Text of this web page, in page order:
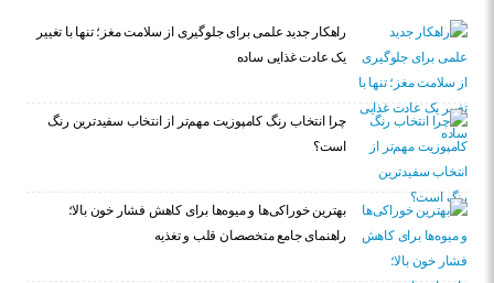
راهکار جدید علمی برای جلوگیری از سلامت مغز؛ تنها با تغییر
یک عادت غذایی ساده
چرا انتخاب رنگ کامپوزیت مهم‌تر از انتخاب سفیدترین رنگ
است؟
بهترین خوراکی‌ها و میوه‌ها برای کاهش فشار خون بالا؛
راهنمای جامع متخصصان قلب و تغذیه